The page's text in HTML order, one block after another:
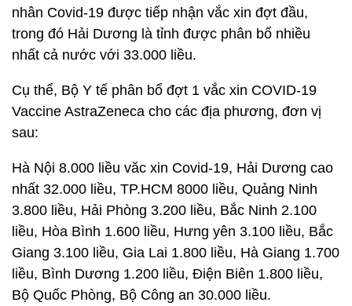
nhân Covid-19 được tiếp nhận vắc xin đợt đầu,
trong đó Hải Dương là tỉnh được phân bổ nhiều
nhất cả nước với 33.000 liều.
Cụ thể, Bộ Y tế phân bổ đợt 1 vắc xin COVID-19
Vaccine AstraZeneca cho các địa phương, đơn vị
sau:
Hà Nội 8.000 liều văc xin Covid-19, Hải Dương cao
nhất 32.000 liều, TP.HCM 8000 liều, Quảng Ninh
3.800 liều, Hải Phòng 3.200 liều, Bắc Ninh 2.100
liều, Hòa Bình 1.600 liều, Hưng yên 3.100 liều, Bắc
Giang 3.100 liều, Gia Lai 1.800 liều, Hà Giang 1.700
liều, Bình Dương 1.200 liều, Điện Biên 1.800 liều,
Bộ Quốc Phòng, Bộ Công an 30.000 liều.